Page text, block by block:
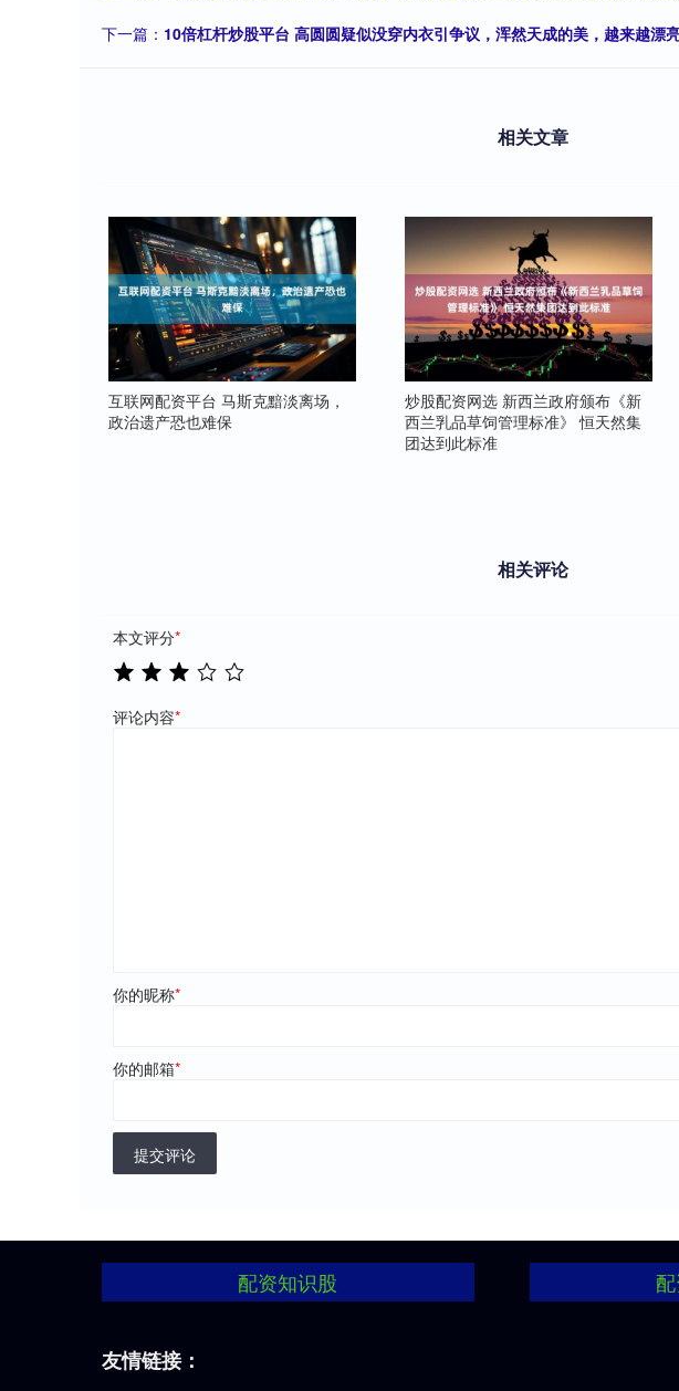
下一篇： 10倍杠杆炒股平台 高圆圆疑似没穿内衣引争议，浑然天成的美，越来越漂
相关文章
互联网配资平台 马斯克黯淡离场，
政治遗产恐也难保
炒股配资网选 新西兰政府颁布《新
西兰乳品草饲管理标准》 恒天然集
团达到此标准
相关评论
本文评分*
评论内容*
你的昵称*
你的邮箱*
提交评论
配资知识股
友情链接：